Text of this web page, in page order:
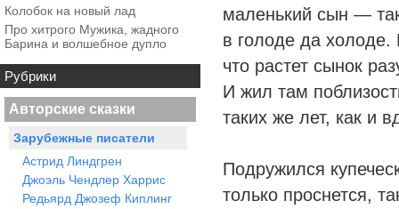
Колобок на новый лад
Про хитрого Мужика, жадного
Барина и волшебное дупло
Рубрики
Авторские сказки
Зарубежные писатели
Астрид Линдгрен
Джоэль Чендлер Харрис
Редьярд Джозеф Киплинг
маленький сын —
в голоде да холоде.
что растет сынок
И жил там
таких же лет, как и
Подружился
только проснется,